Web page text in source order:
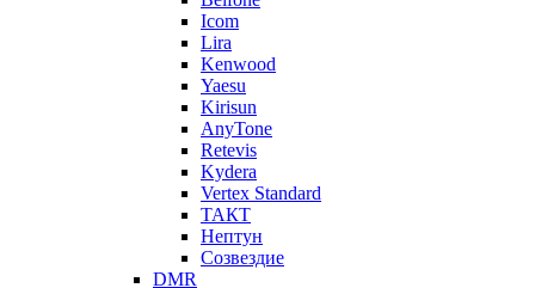
Icom
Lira
Kenwood
Yaesu
Kirisun
AnyTone
Retevis
Kydera
Vertex Standard
ТАКТ
Нептун
Созвездие
DMR